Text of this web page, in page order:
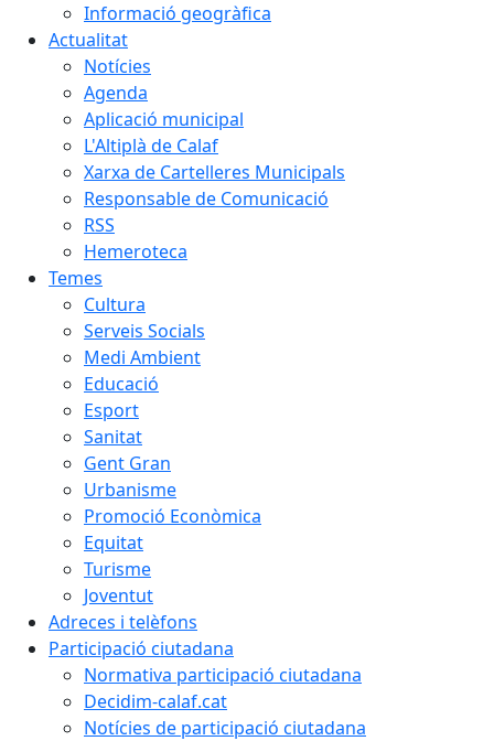
Informació geogràfica
Actualitat
Notícies
Agenda
Aplicació municipal
L'Altiplà de Calaf
Xarxa de Cartelleres Municipals
Responsable de Comunicació
RSS
Hemeroteca
Temes
Cultura
Serveis Socials
Medi Ambient
Educació
Esport
Sanitat
Gent Gran
Urbanisme
Promoció Econòmica
Equitat
Turisme
Joventut
Adreces i telèfons
Participació ciutadana
Normativa participació ciutadana
Decidim-calaf.cat
Notícies de participació ciutadana